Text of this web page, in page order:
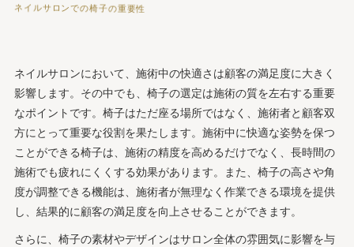
カジュアルで親しみやすいデザイン
椅子のメンテナンスと長持ちさせるためのケア方法
傷や汚れを防ぐための対策
まとめ
会社概要
ネイルサロンでの椅子の重要性
ネイルサロンにおいて、施術中の快適さは顧客の満足度に大きく
影響します。その中でも、椅子の選定は施術の質を左右する重要
なポイントです。椅子はただ座る場所ではなく、施術者と顧客双
方にとって重要な役割を果たします。施術中に快適な姿勢を保つ
ことができる椅子は、施術の精度を高めるだけでなく、長時間の
施術でも疲れにくくする効果があります。また、椅子の高さや角
度が調整できる機能は、施術者が無理なく作業できる環境を提供
し、結果的に顧客の満足度を向上させることができます。
さらに、椅子の素材やデザインはサロン全体の雰囲気に影響を与